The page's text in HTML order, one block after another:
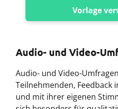
Vorlage
Audio- und Video-
Audio- und Video-
Teilnehmenden, Feedback
und mit ihrer eigenen